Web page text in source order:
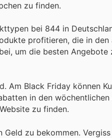
zu finden.
bei 844 in
profitieren, die in den
um die besten Angebote
Am Black Friday können
in den wöchentlichen
zu finden.
Geld zu bekommen.